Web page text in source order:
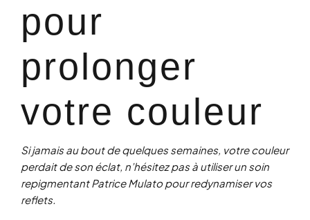
pour
prolonger
votre couleur
Si jamais au bout de quelques semaines, votre couleur
perdait de son éclat, n’hésitez pas à utiliser un soin
repigmentant Patrice Mulato pour redynamiser vos
reflets.